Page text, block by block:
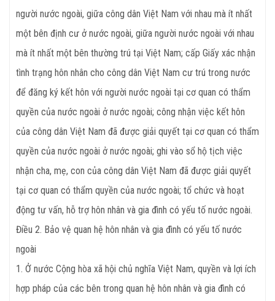
người nước ngoài, giữa công dân Việt Nam với nhau mà ít nhất
một bên định cư ở nước ngoài, giữa người nước ngoài với nhau
mà ít nhất một bên thường trú tại Việt Nam; cấp Giấy xác nhận
tình trạng hôn nhân cho công dân Việt Nam cư trú trong nước
để đăng ký kết hôn với người nước ngoài tại cơ quan có thẩm
quyền của nước ngoài ở nước ngoài; công nhận việc kết hôn
của công dân Việt Nam đã được giải quyết tại cơ quan có thẩm
quyền của nước ngoài ở nước ngoài; ghi vào sổ hộ tịch việc
nhận cha, mẹ, con của công dân Việt Nam đã được giải quyết
tại cơ quan có thẩm quyền của nước ngoài; tổ chức và hoạt
động tư vấn, hỗ trợ hôn nhân và gia đình có yếu tố nước ngoài.
Điều 2. Bảo vệ quan hệ hôn nhân và gia đình có yếu tố nước
ngoài
1. Ở nước Cộng hòa xã hội chủ nghĩa Việt Nam, quyền và lợi ích
hợp pháp của các bên trong quan hệ hôn nhân và gia đình có